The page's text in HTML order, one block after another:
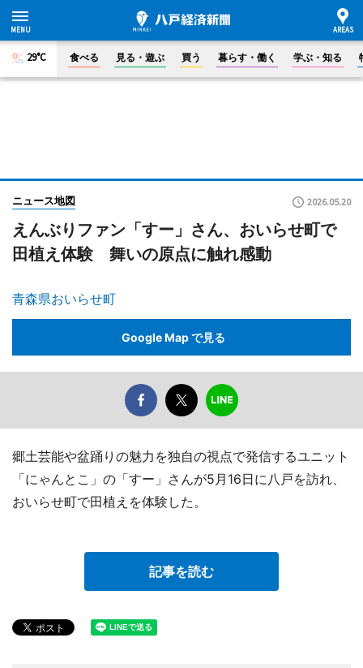
29°C 食べる 見る・遊ぶ 買う 暮らす・働く 学ぶ・知る
ニュース地図 2026.05.20
えんぶりファン「すー」さん、おいらせ町で
田植え体験 舞いの原点に触れ感動
青森県おいらせ町
Google Map で見る
郷土芸能や盆踊りの魅力を独自の視点で発信するユニット
「にゃんとこ」の「すー」さんが5月16日に八戸を訪れ、
おいらせ町で田植えを体験した。
記事を読む